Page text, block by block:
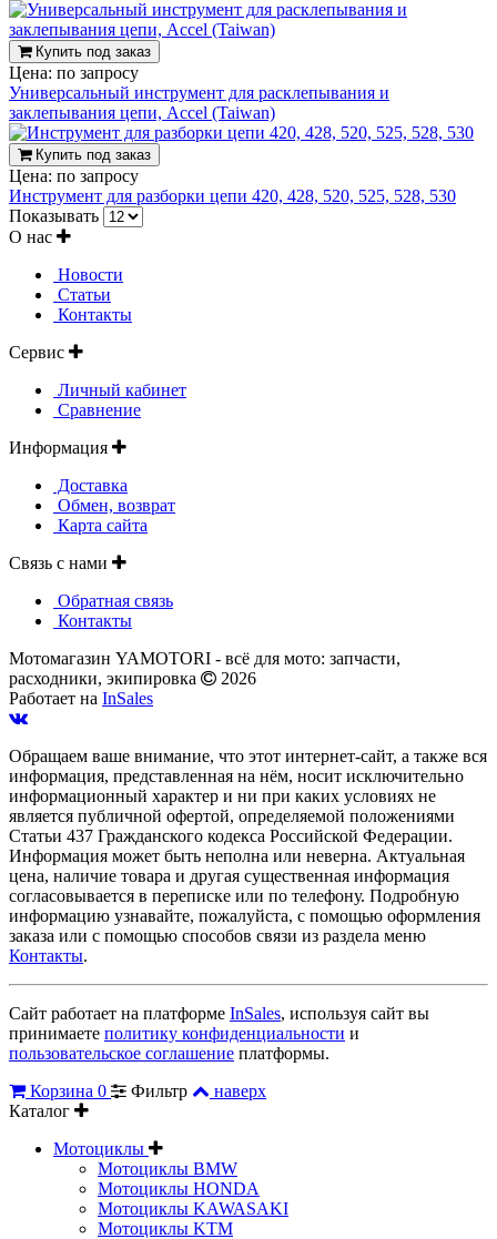
Купить под заказ
Цена: по запросу
Универсальный инструмент для расклепывания и
заклепывания цепи, Accel (Taiwan)
Купить под заказ
Цена: по запросу
Инструмент для разборки цепи 420, 428, 520, 525, 528, 530
Показывать
О нас
Новости
Статьи
Контакты
Сервис
Личный кабинет
Сравнение
Информация
Доставка
Обмен, возврат
Карта сайта
Связь с нами
Обратная связь
Контакты
Мотомагазин YAMOTORI - всё для мото: запчасти,
расходники, экипировка
2026
Работает на InSales
Обращаем ваше внимание, что этот интернет-сайт, а также вся
информация, представленная на нём, носит исключительно
информационный характер и ни при каких условиях не
является публичной офертой, определяемой положениями
Статьи 437 Гражданского кодекса Российской Федерации.
Информация может быть неполна или неверна. Актуальная
цена, наличие товара и другая существенная информация
согласовывается в переписке или по телефону. Подробную
информацию узнавайте, пожалуйста, с помощью оформления
заказа или с помощью способов связи из раздела меню
Контакты.
Сайт работает на платформе InSales, используя сайт вы
принимаете политику конфиденциальности и
пользовательское соглашение платформы.
Корзина 0 Фильтр
наверх
Каталог
Мотоциклы
Мотоциклы BMW
Мотоциклы HONDA
Мотоциклы KAWASAKI
Мотоциклы KTM